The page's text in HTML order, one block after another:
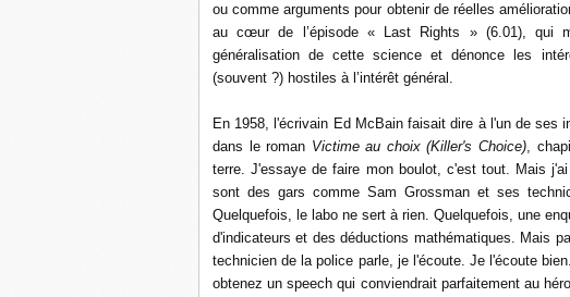
ou comme arguments pour obtenir de réelles
au cœur de l’épisode « Last Rights » (6.01), qui
généralisation de cette science et dénonce les
(souvent ?) hostiles à l’intérêt général.
En 1958, l'écrivain Ed McBain faisait dire à l'un de ses
dans le roman Victime au choix (Killer's Choice),
terre. J'essaye de faire mon boulot, c'est tout. Mais
sont des gars comme Sam Grossman et ses
Quelquefois, le labo ne sert à rien. Quelquefois, une
d'indicateurs et des déductions mathématiques. Mais
technicien de la police parle, je l'écoute. Je l'écoute
obtenez un speech qui conviendrait parfaitement au